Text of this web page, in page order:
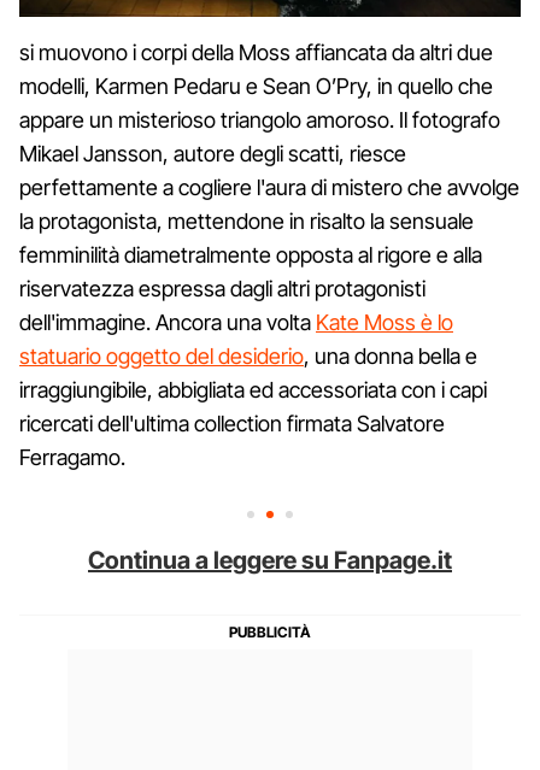
si muovono i corpi della Moss affiancata da altri due
modelli, Karmen Pedaru e Sean O’Pry, in quello che
appare un misterioso triangolo amoroso. Il fotografo
Mikael Jansson, autore degli scatti, riesce
perfettamente a cogliere l'aura di mistero che avvolge
la protagonista, mettendone in risalto la sensuale
femminilità diametralmente opposta al rigore e alla
riservatezza espressa dagli altri protagonisti
dell'immagine. Ancora una volta Kate Moss è lo
statuario oggetto del desiderio, una donna bella e
irraggiungibile, abbigliata ed accessoriata con i capi
ricercati dell'ultima collection firmata Salvatore
Ferragamo.
Continua a leggere su Fanpage.it